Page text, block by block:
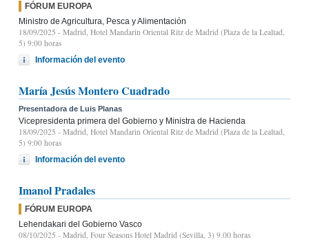
FÓRUM EUROPA
Ministro de Agricultura, Pesca y Alimentación
18/09/2025 - Madrid, Hotel Mandarin Oriental Ritz de Madrid (Plaza de la Lealtad,
5) 9:00 horas
Información del evento
María Jesús Montero Cuadrado
Presentadora de Luis Planas
Vicepresidenta primera del Gobierno y Ministra de Hacienda
18/09/2025 - Madrid, Hotel Mandarin Oriental Ritz de Madrid (Plaza de la Lealtad,
5) 9:00 horas
Información del evento
Imanol Pradales
FÓRUM EUROPA
Lehendakari del Gobierno Vasco
08/10/2025 - Madrid, Four Seasons Hotel Madrid (Sevilla, 3) 9.00 horas